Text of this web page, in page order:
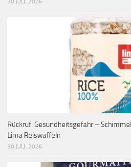
Rückruf: Gesundheitsgefahr –
Lima Reiswaffeln
30 JULI, 2026